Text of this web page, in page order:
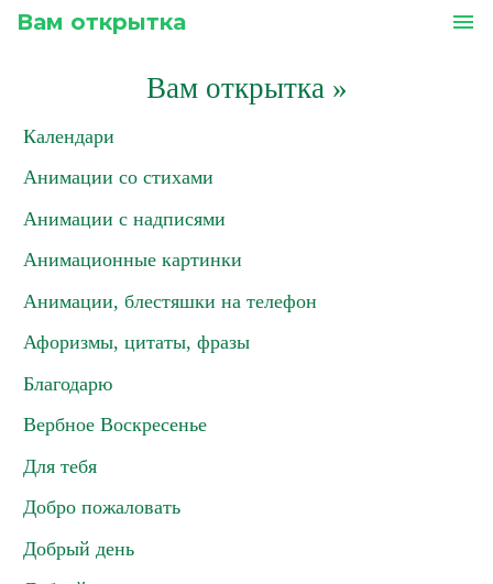
Вам открытка menu
Вам открытка»
Календари
Анимации со стихами
Анимации с надписями
Анимационные картинки
Анимации, блестяшки на телефон
Афоризмы, цитаты, фразы
Благодарю
Вербное Воскресенье
Для тебя
Добро пожаловать
Добрый день